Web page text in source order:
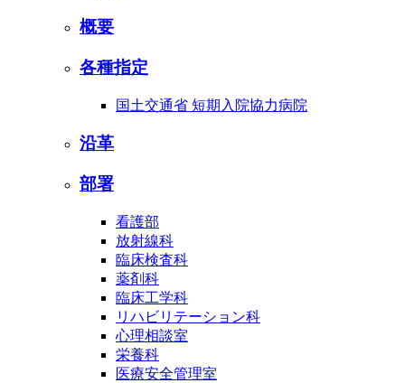
概要
各種指定
国土交通省 短期入院協力病院
沿革
部署
看護部
放射線科
臨床検査科
薬剤科
臨床工学科
リハビリテーション科
心理相談室
栄養科
医療安全管理室